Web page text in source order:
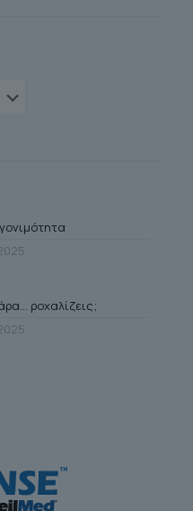
ροχαλίζεις;